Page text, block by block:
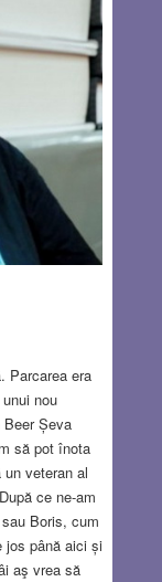
la Albert
și
33 COMMENTS
Parcarea era
nou
Șeva
să pot înota
veteran al
ce ne-am
Boris, cum
jos până aici și
aş vrea să